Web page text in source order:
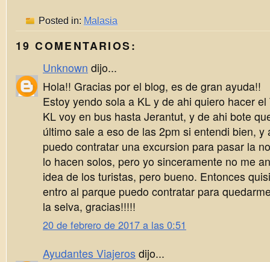
Posted in: Malasia
19 COMENTARIOS:
Unknown dijo...
Hola!! Gracias por el blog, es de gran ayuda!!
Estoy yendo sola a KL y de ahi quiero hacer
KL voy en bus hasta Jerantut, y de ahi bote
último sale a eso de las 2pm si entendi bien, y
puedo contratar una excursion para pasar la
lo hacen solos, pero yo sinceramente no me
idea de los turistas, pero bueno. Entonces
entro al parque puedo contratar para
la selva, gracias!!!!!
20 de febrero de 2017 a las 0:51
Ayudantes Viajeros dijo...